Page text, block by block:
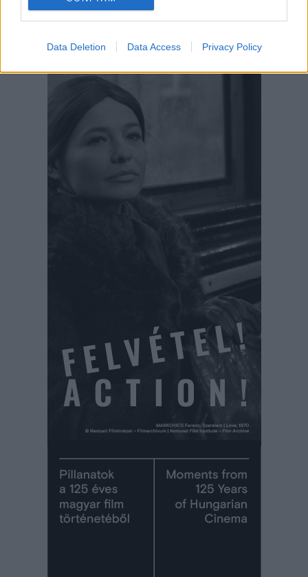
Data Deletion Data Access Privacy Policy